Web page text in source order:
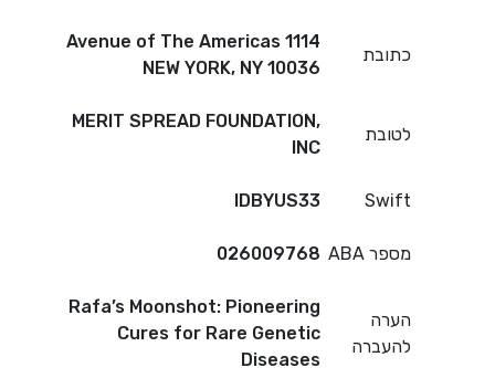
כתובת
1114 Avenue of The Americas
NEW YORK, NY 10036
לטובת
MERIT SPREAD FOUNDATION,
INC
Swift
IDBYUS33
מספר ABA 026009768
הערה
להעברה
Rafa’s Moonshot: Pioneering
Cures for Rare Genetic
Diseases